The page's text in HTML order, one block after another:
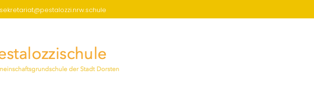
sekretariat@pestalozzi.nrw.schule